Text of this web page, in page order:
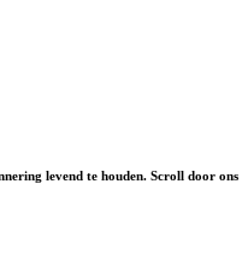
levend te houden. Scroll door ons